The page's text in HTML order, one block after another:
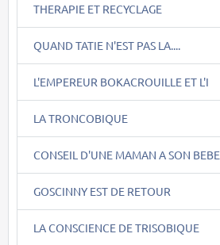
THERAPIE ET RECYCLAGE
QUAND TATIE N'EST PAS LA....
L'EMPEREUR BOKACROUILLE ET L'I
LA TRONCOBIQUE
CONSEIL D'UNE MAMAN A SON BEBE
GOSCINNY EST DE RETOUR
LA CONSCIENCE DE TRISOBIQUE